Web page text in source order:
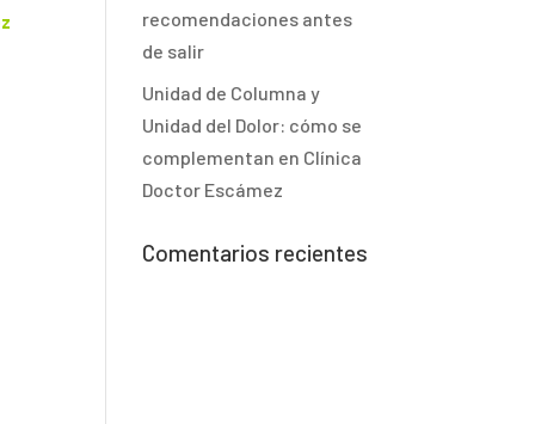
recomendaciones antes
de salir
Unidad de Columna y
Unidad del Dolor: cómo se
complementan en Clínica
Doctor Escámez
Comentarios recientes